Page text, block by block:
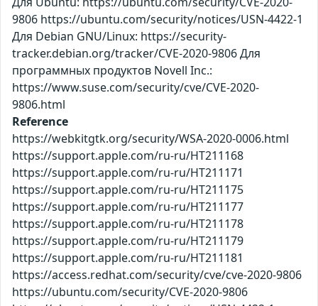
9806 https://ubuntu.com/security/notices/USN-4422-1
Для Debian GNU/Linux: https://security-
tracker.debian.org/tracker/CVE-2020-9806 Для
программных продуктов Novell Inc.:
https://www.suse.com/security/cve/CVE-2020-
9806.html
Reference
https://webkitgtk.org/security/WSA-2020-0006.html
https://support.apple.com/ru-ru/HT211168
https://support.apple.com/ru-ru/HT211171
https://support.apple.com/ru-ru/HT211175
https://support.apple.com/ru-ru/HT211177
https://support.apple.com/ru-ru/HT211178
https://support.apple.com/ru-ru/HT211179
https://support.apple.com/ru-ru/HT211181
https://access.redhat.com/security/cve/cve-2020-9806
https://ubuntu.com/security/CVE-2020-9806